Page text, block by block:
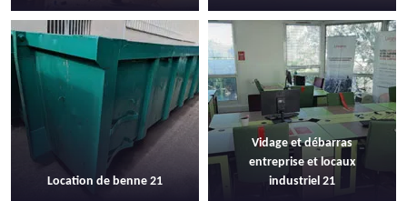
Location de benne 21
Vidage et débarras
entreprise et locaux
industriel 21